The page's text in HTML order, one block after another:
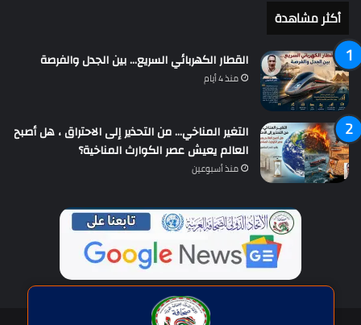
أكثر مشاهدة
القطار الكهربائي السريع… بين الجدل والفرصة
منذ 4 أيام
التغير المناخي… من التحذير إلى الاحتراق ، هل أصبح
العالم يعيش عصر الكوارث المناخية؟
منذ أسبوعين